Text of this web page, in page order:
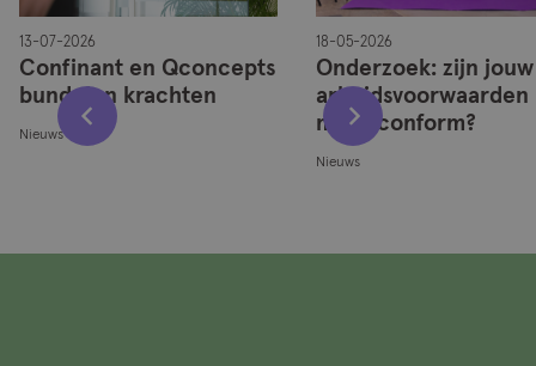
13-07-2026
Confinant en Qconcepts
bundelen krachten
Nieuws
18-05-2026
Onderzoek: zijn jouw
arbeidsvoorwaarden
marktconform?
Nieuws